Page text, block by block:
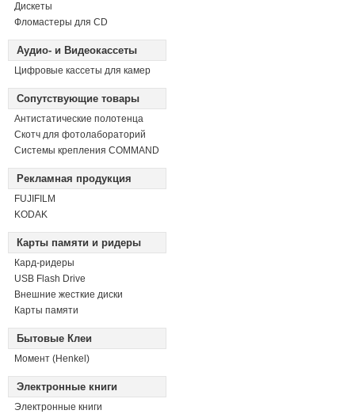
Дискеты
Фломастеры для CD
Аудио- и Видеокассеты
Цифровые кассеты для камер
Сопутствующие товары
Антистатические полотенца
Скотч для фотолабораторий
Системы крепления COMMAND
Рекламная продукция
FUJIFILM
KODAK
Карты памяти и ридеры
Кард-ридеры
USB Flash Drive
Внешние жесткие диски
Карты памяти
Бытовые Клеи
Момент (Henkel)
Электронные книги
Электронные книги